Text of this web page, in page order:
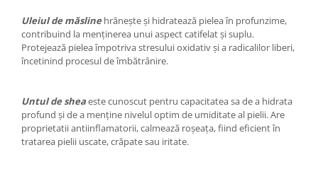
Uleiul de măslinehrănește și hidratează pielea în profunzime,
contribuind la menținerea unui aspect catifelat și suplu.
Protejează pielea împotriva stresului oxidativ și a radicalilor liberi,
încetinind procesul de îmbătrânire.
Untul de sheaeste cunoscut pentru capacitatea sa de a hidrata
profund și de a menține nivelul optim de umiditate al pielii. Are
proprietatii antiinflamatorii, calmează roșeața, fiind eficient în
tratarea pielii uscate, crăpate sau iritate.